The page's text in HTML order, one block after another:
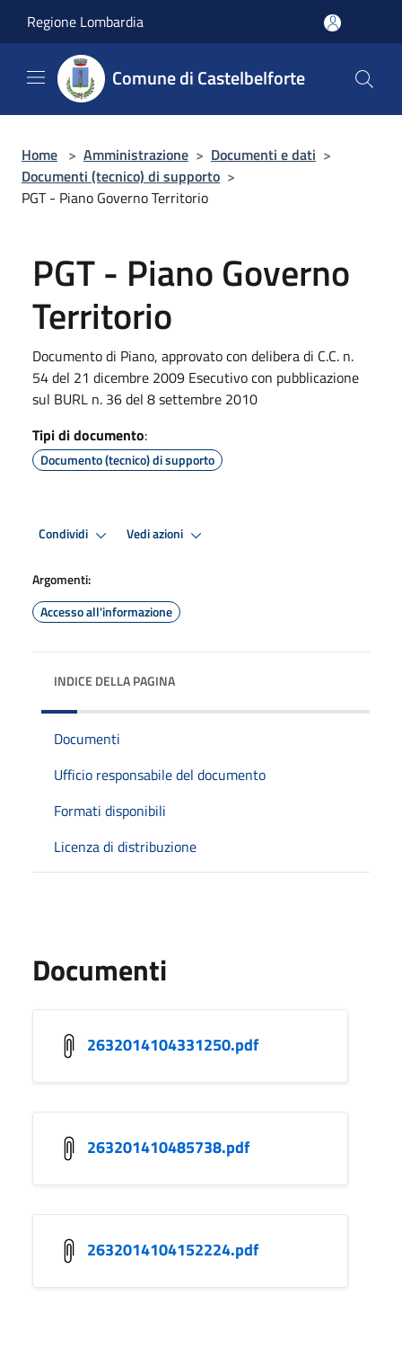
Regione Lombardia
Comune di Castelbelforte
Home > Amministrazione > Documenti e dati >
Documenti (tecnico) di supporto >
PGT - Piano Governo Territorio
PGT - Piano Governo
Territorio
Documento di Piano, approvato con delibera di C.C. n.
54 del 21 dicembre 2009 Esecutivo con pubblicazione
sul BURL n. 36 del 8 settembre 2010
Tipi di documento:
Documento (tecnico) di supporto
Condividi Vedi azioni
Argomenti:
Accesso all'informazione
INDICE DELLA PAGINA
Documenti
Ufficio responsabile del documento
Formati disponibili
Licenza di distribuzione
Documenti
2632014104331250.pdf
263201410485738.pdf
2632014104152224.pdf